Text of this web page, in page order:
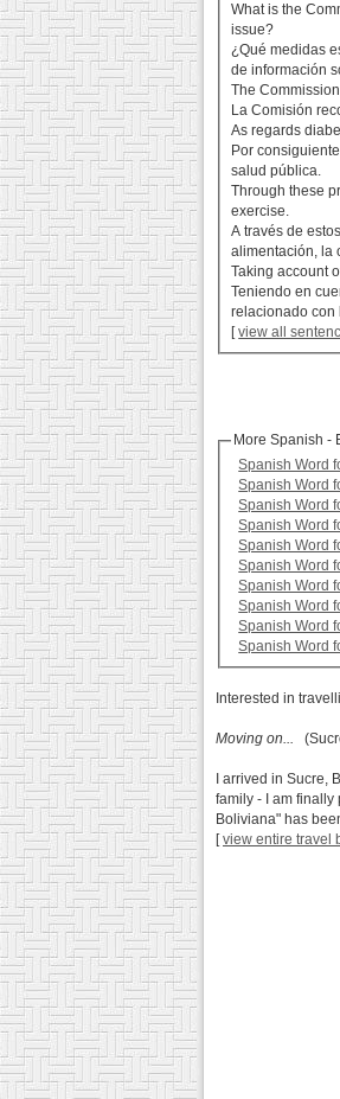
What is the
issue?
¿Qué medidas
de información
The
La Comisión
As regards
Por
salud pública.
Through these
exercise.
A través de
alimentación, la
Taking account
Teniendo en
relacionado con
[view all
More Spanish -
Spanish Word
Spanish Word
Spanish Word
Spanish Word
Spanish Word
Spanish Word
Spanish Word
Spanish Word
Spanish Word
Spanish Word
Interested in
Moving on...
I arrived in
family - I am
Boliviana" has
[view entire travel